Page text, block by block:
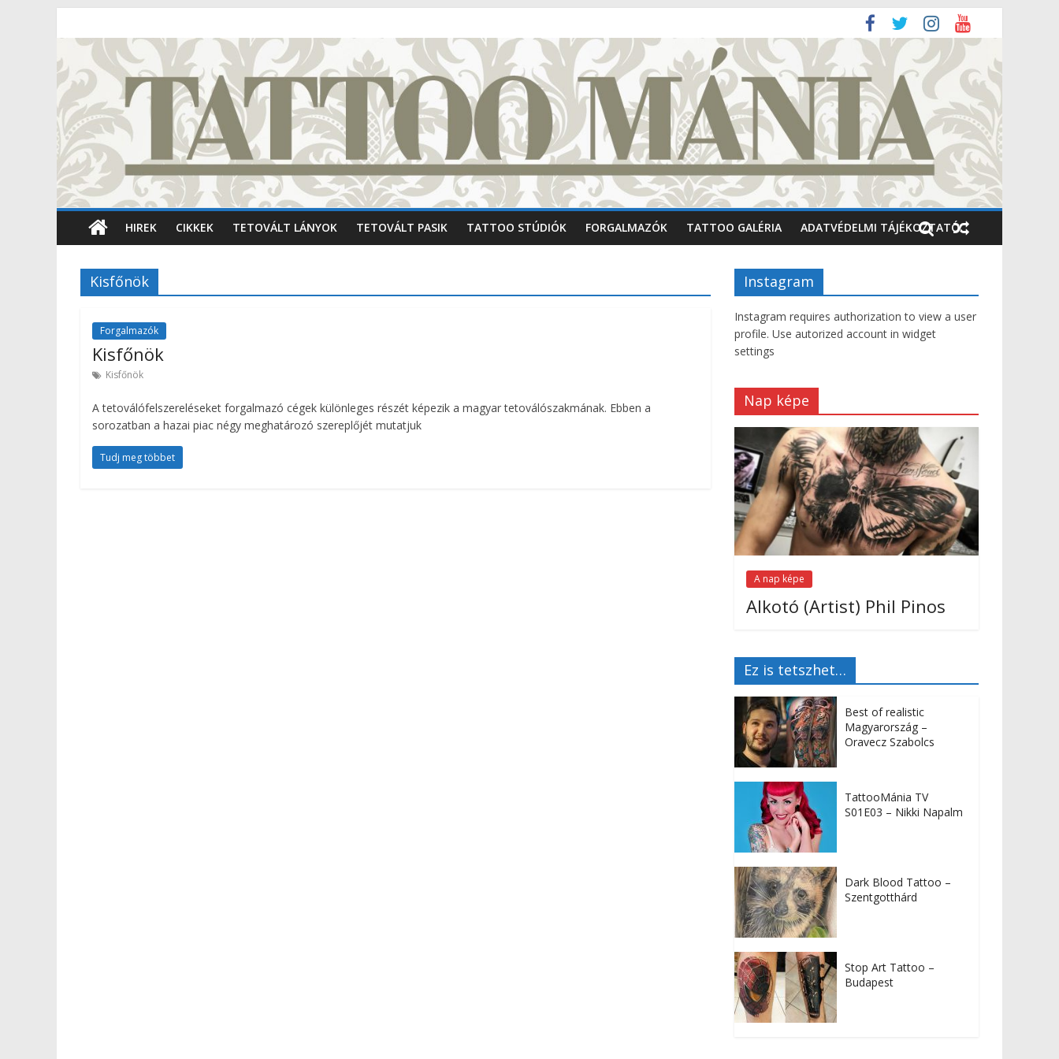
HIREK CIKKEK TETOVÁLT LÁNYOK TETOVÁLT PASIK TATTOO STÚDIÓK FORGALMAZÓK TATTOO GALÉRIA ADATVÉDELMI TÁJÉKOZTATÓ
Kisfőnök
Forgalmazók
Kisfőnök
Kisfőnök
A tetoválófelszereléseket forgalmazó cégek különleges részét képezik a magyar tetoválószakmának. Ebben a
sorozatban a hazai piac négy meghatározó szereplőjét mutatjuk
Tudj meg többet
Instagram
Instagram requires authorization to view a user
profile. Use autorized account in widget
settings
Nap képe
A nap képe
Alkotó (Artist) Phil Pinos
Ez is tetszhet…
Best of realistic
Magyarország –
Oravecz Szabolcs
TattooMánia TV
S01E03 – Nikki Napalm
Dark Blood Tattoo –
Szentgotthárd
Stop Art Tattoo –
Budapest